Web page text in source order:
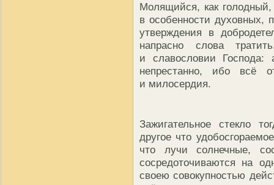
Молящийся, как голодный,
в особенности духовных,
утверждения в
напрасно слова
и славословии Господа:
непрестанно, ибо
и милосердия.
Зажигательное стекло
другое что
что лучи солнечные,
сосредоточиваются на
своею совокупностью